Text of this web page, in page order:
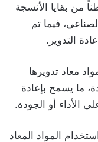
الأولية، حيث جرى تحويل 427 طناً من بقايا الأنسجة
فيما تم
معاد تدويرها
ما يسمح بإعادة
الأداء أو الجودة.
المواد المعاد